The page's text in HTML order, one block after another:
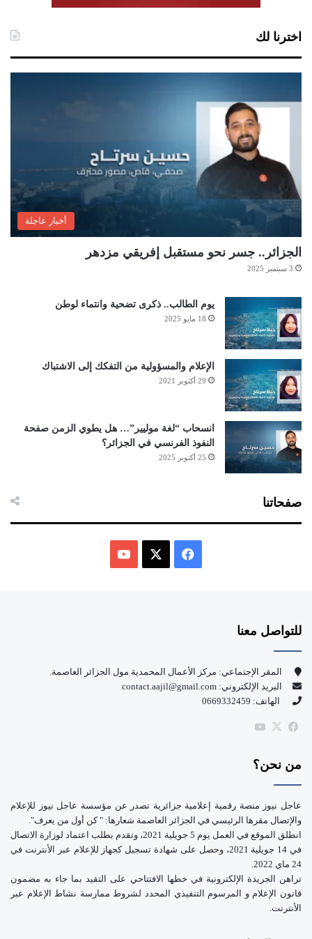
اخترنا لك
أخبار عاجلة
الجزائر.. جسر نحو مستقبل إفريقي مزدهر
3 سبتمبر 2025
يوم الطالب.. ذكرى تضحية وانتماء لوطن
18 مايو 2025
الإعلام والمسؤولية من التفكك إلى الاشتباك
29 أكتوبر 2021
انسحاب “لغة موليير”… هل يطوي الزمن صفحة
النفوذ الفرنسي في الجزائر؟
25 أكتوبر 2025
صفحاتنا
و
ك
للتواصل معنا
المقر الإجتماعي: مركز الأعمال المحمدية مول الجزائر العاصمة.
البريد الإلكتروني: contact.aajil@gmail.com
الهاتف: 0669332459
فيسبوك
‫X
من نحن؟
عاجل نيوز منصة رقمية إعلامية جزائرية تصدر عن مؤسسة عاجل نيوز للإعلام
والإتصال مقرها الرئيسي في الجزائر العاصمة شعارها: " كن أول من يعرف".
انطلق الموقع في العمل يوم 5 جويلية 2021، وتقدم بطلب اعتماد لوزارة الاتصال
في 14 جويلية 2021، وحصل على شهادة تسجيل كجهاز للإعلام عبر الأنترنت في
24 ماي 2022.
تراهن الجريدة الإلكترونية في خطها الافتتاحي على التقيد بما جاء به مضمون
قانون الإعلام و المرسوم التنفيذي المحدد لشروط ممارسة نشاط الإعلام عبر
الأنترنت.